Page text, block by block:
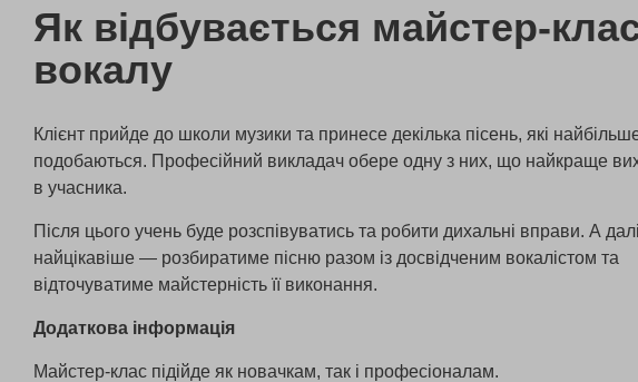
Як відбувається майстер-
вокалу
Клієнт прийде до школи музики та принесе декілька пісень, які
подобаються. Професійний викладач обере одну з них, що найкраще
в учасника.
Після цього учень буде розспівуватись та робити дихальні вправи. А далі
найцікавіше — розбиратиме пісню разом із досвідченим вокалістом та
відточуватиме майстерність її виконання.
Додаткова інформація
Майстер-клас підійде як новачкам, так і професіоналам.